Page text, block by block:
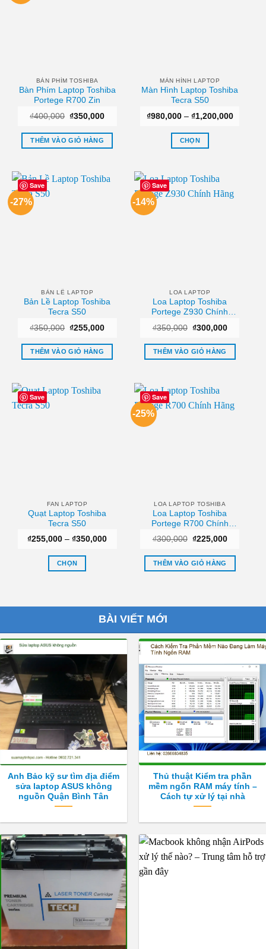
BÀN PHÍM TOSHIBA
Bàn Phím Laptop Toshiba
Portege R700 Zin
₫400,000 Giá
là:
₫400,000.
₫350,000Giá
tại
₫350,000.
THÊM VÀO GIỎ HÀNG
MÀN HÌNH LAPTOP
Màn Hình Laptop Toshiba
Tecra S50
₫980,000 – ₫1,200,000Khoảng
CHỌN
này
có
thể
được
chọn
trên
sản
Save
-27%
BẢN LỀ LAPTOP
Bản Lề Laptop Toshiba
Tecra S50
₫350,000 Giá
là:
₫350,000.
₫255,000Giá
tại
₫255,000.
THÊM VÀO GIỎ HÀNG
Save
-14%
LOA LAPTOP
Loa Laptop Toshiba
Portege Z930 Chính
₫350,000 Giá
là:
₫350,000.
₫300,000Giá
tại
₫300,000.
THÊM VÀO GIỎ HÀNG
Save
FAN LAPTOP
Quạt Laptop Toshiba
Tecra S50
₫255,000 – ₫350,000Khoảng
CHỌN
biến
thể.
Các
tùy
có
được
chọn
trên
trang
sản
phẩm
Save
-25%
LOA LAPTOP TOSHIBA
Loa Laptop Toshiba
Portege R700 Chính
Hãng
₫300,000 Giá
là:
₫300,000.
₫225,000Giá
tại
₫225,000.
THÊM VÀO GIỎ HÀNG
BÀI VIẾT MỚI
Anh Bảo kỹ sư tìm địa điểm
sửa laptop ASUS không
nguồn Quận Bình Tân
Thủ thuật Kiểm tra phần
mềm ngốn RAM máy tính –
Cách tự xử lý tại nhà